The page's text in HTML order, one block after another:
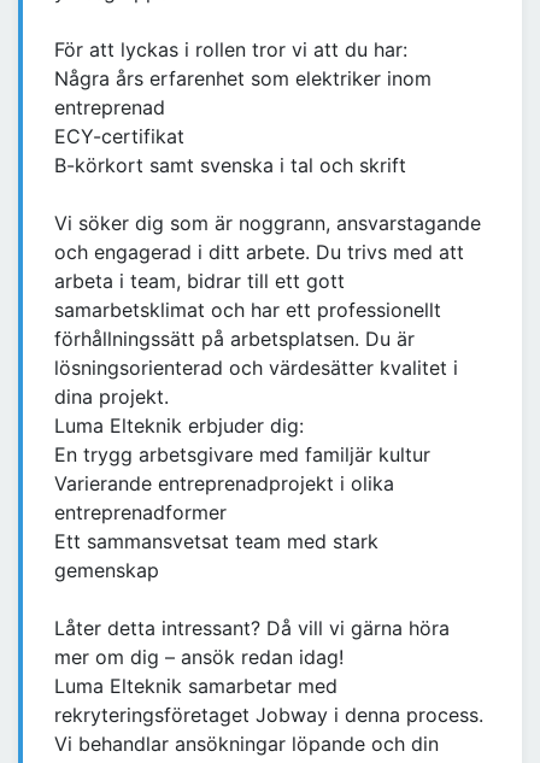
För att lyckas i rollen tror vi att du har:
Några års erfarenhet som elektriker inom
entreprenad
ECY-certifikat
B-körkort samt svenska i tal och skrift
Vi söker dig som är noggrann, ansvarstagande
och engagerad i ditt arbete. Du trivs med att
arbeta i team, bidrar till ett gott
samarbetsklimat och har ett professionellt
förhållningssätt på arbetsplatsen. Du är
lösningsorienterad och värdesätter kvalitet i
dina projekt.
Luma Elteknik erbjuder dig:
En trygg arbetsgivare med familjär kultur
Varierande entreprenadprojekt i olika
entreprenadformer
Ett sammansvetsat team med stark
gemenskap
Låter detta intressant? Då vill vi gärna höra
mer om dig – ansök redan idag!
Luma Elteknik samarbetar med
rekryteringsföretaget Jobway i denna process.
Vi behandlar ansökningar löpande och din